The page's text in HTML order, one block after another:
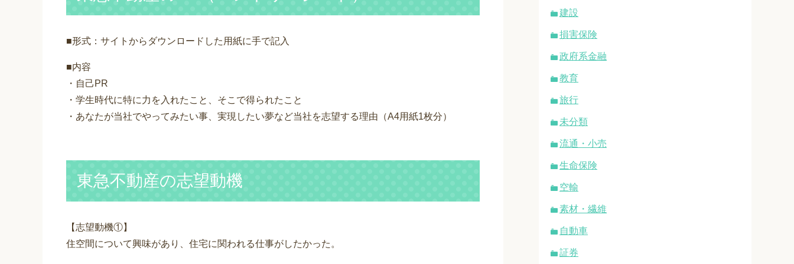
■形式：サイトからダウンロードした用紙に手で記入
■内容
・自己PR
・学生時代に特に力を入れたこと、そこで得られたこと
・あなたが当社でやってみたい事、実現したい夢など当社を志望する理由（A4用紙1枚分）
東急不動産の志望動機
【志望動機①】
住空間について興味があり、住宅に関われる仕事がしたかった。
建設
損害保険
政府系金融
教育
旅行
未分類
流通・小売
生命保険
空輸
素材・繊維
自動車
証券